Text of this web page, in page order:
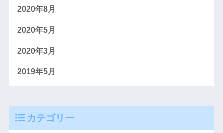
2020年8月
2020年5月
2020年3月
2019年5月
カテゴリー